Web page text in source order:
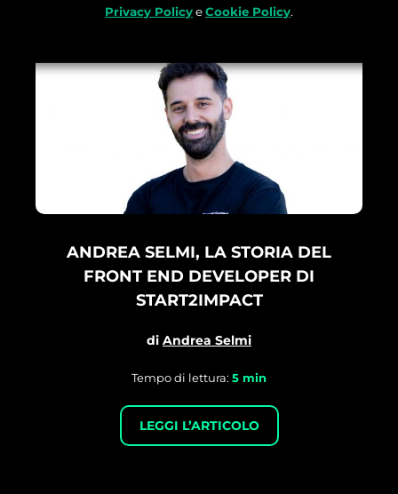
ANDREA SELMI, LA STORIA DEL
FRONT END DEVELOPER DI
START2IMPACT
di Andrea Selmi
Tempo di lettura: 5 min
LEGGI L’ARTICOLO
Privacy PolicyeCookie Policy.